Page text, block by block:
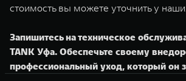
стоимость вы можете уточнить у
Запишитесь на техническое
TANK Уфа. Обеспечьте своему
профессиональный уход, который он